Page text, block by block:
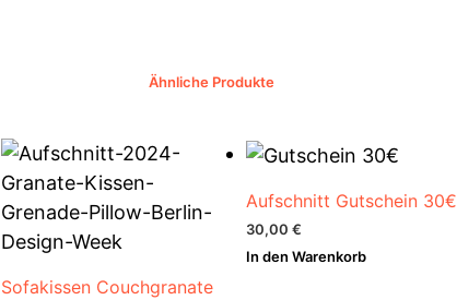
Ähnliche Produkte
Sofakissen Couchgranate
Aufschnitt Gutschein 30€
30,00€
In den Warenkorb